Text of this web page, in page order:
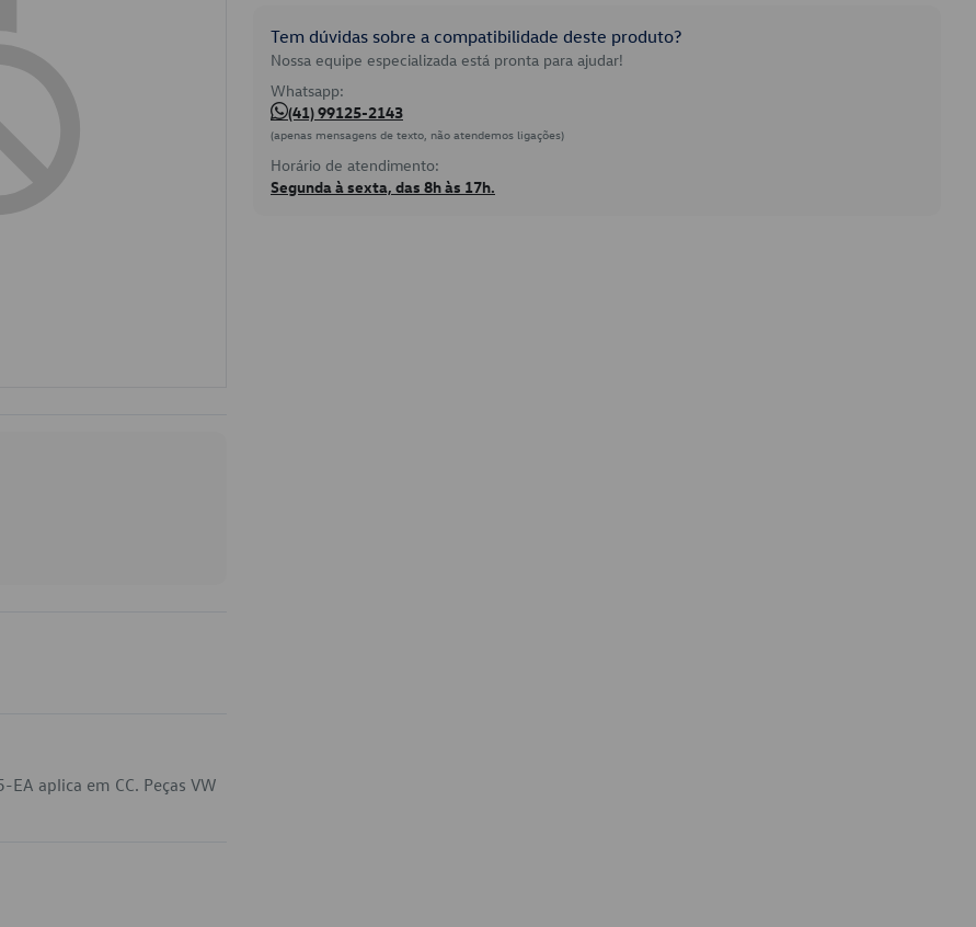
aplica em CC. Peças VW
Tem dúvidas sobre a compatibilidade deste produto?
Nossa equipe especializada está pronta para ajudar!
Whatsapp:
(41) 99125-2143
(apenas mensagens de texto, não atendemos ligações)
Horário de atendimento:
Segunda à sexta, das 8h às 17h.